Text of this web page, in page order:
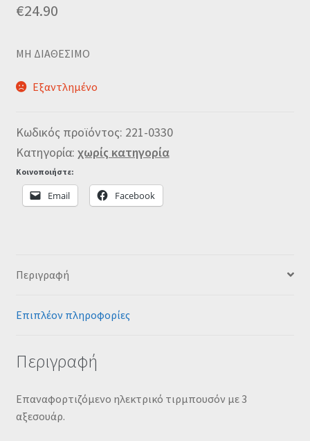
€24.90
MΗ ΔΙΑΘΕΣΙΜΟ
Εξαντλημένο
Κωδικός προϊόντος: 221-0330
Κατηγορία: χωρίς κατηγορία
Κοινοποιήστε:
Email Facebook
Περιγραφή
Επιπλέον πληροφορίες
Περιγραφή
Επαναφορτιζόμενο ηλεκτρικό τιρμπουσόν με 3
αξεσουάρ.